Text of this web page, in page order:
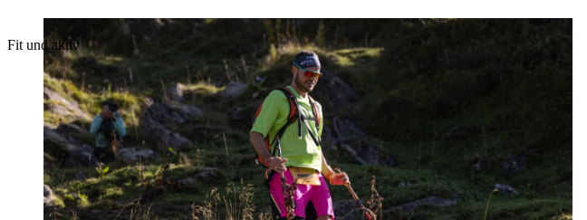
Fit und aktiv